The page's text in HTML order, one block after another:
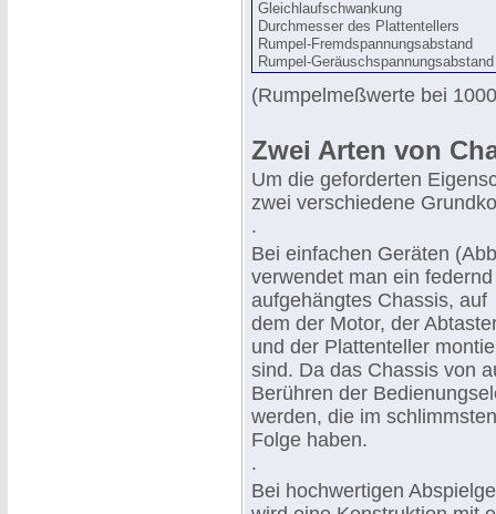
Gleichlaufschwankung
Durchmesser des Plattentellers
Rumpel-Fremdspannungsabstand
Rumpel-Geräuschspannungsabstand
(Rumpelmeßwerte bei
Zwei Arten von
Um die geforderten
zwei verschiedene
.
Bei einfachen Geräten
verwendet man ein federnd
aufgehängtes Chassis, auf
dem der Motor, der
und der Plattenteller
sind. Da das Chassis von
Berühren der
werden, die im
Folge haben.
.
Bei hochwertigen